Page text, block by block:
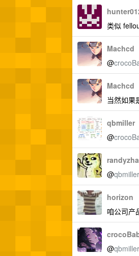
类似
Machcd
@
Machcd
当然如果
qbmiller
@
@qbmiller
horizon
咱公司产
@qbmiller